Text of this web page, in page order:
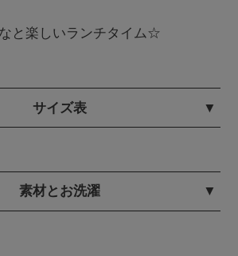
サイズ表
素材とお洗濯